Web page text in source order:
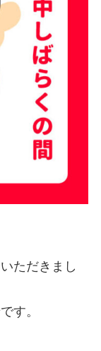
ただきまし
す。